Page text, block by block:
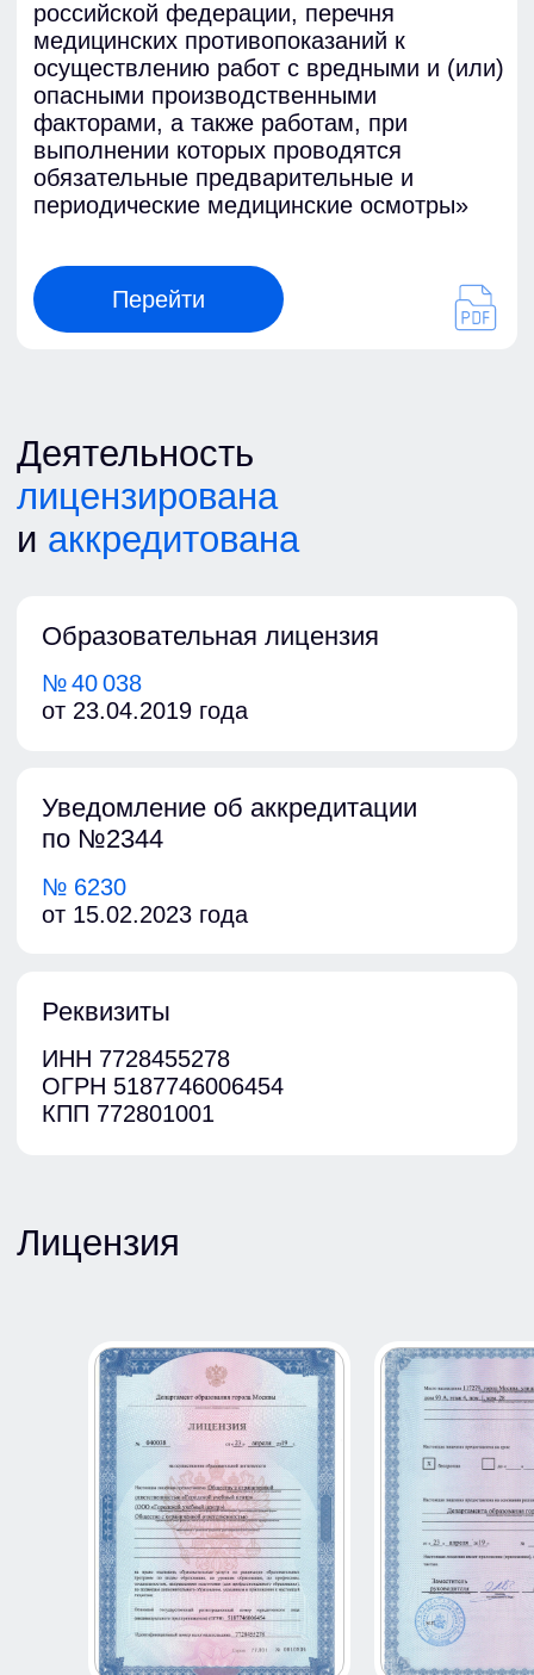
Отзывы
Наши клиенты
Наша команда
Анатолий Валерьевич
Генеральный директор
преподавательпо: охране труда,
пожарной безопасности, ГО и ЧС,
первой помощи
Артемьева
Евангелия Анатольевна
Инструктор по первой помощи
e.rodionova@gor-centr.ru
+7 (926) 286-38-60